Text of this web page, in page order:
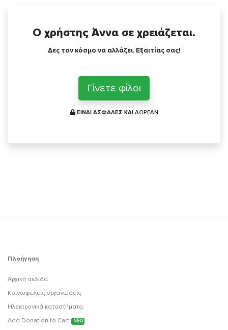
Ο χρήστης Άννα σε χρειάζεται.
Δες τον κόσμο να αλλάζει. Εξαιτίας σας!
Γίνετε φίλοι
ΕΙΝΑΙ ΑΣΦΑΛΕΣ ΚΑΙ ΔΩΡΕΑΝ
Πλοήγηση
Αρχική σελίδα
Κοινωφελείς οργανώσεις
Ηλεκτρονικά καταστήματα
Add Donation to Cart
ΝΕΟ